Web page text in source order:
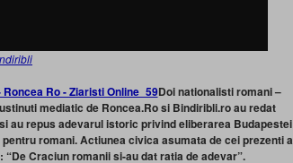
Doi nationalisti romani –
mediatic de Roncea.Ro si Bindiribli.ro au redat
au repus adevarul istoric privind eliberarea Budapestei
romani. Actiunea civica asumata de cei prezenti a
Craciun romanii si-au dat ratia de adevar”.